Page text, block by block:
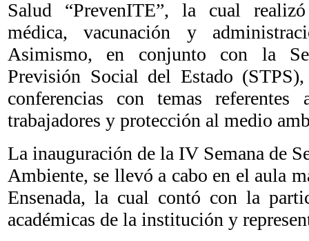
Salud “PrevenITE”, la cual
médica, vacunación y
Asimismo, en conjunto con la
Previsión Social del Estado
conferencias con temas
trabajadores y protección al medio
La inauguración de la IV Semana de
Ambiente, se llevó a cabo en el aula
Ensenada, la cual contó con la
académicas de la institución y